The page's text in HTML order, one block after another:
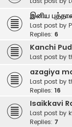
இனிய
Last post by
Replies: 6
Kanchi
Last post by
azagiya
Last post by
Replies: 16
Isaikkavi
Last post by
Replies: 7